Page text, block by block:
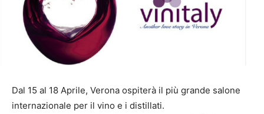
Dal 15 al 18 Aprile, Verona ospiterà il più grande salone
internazionale per il vino e i distillati.